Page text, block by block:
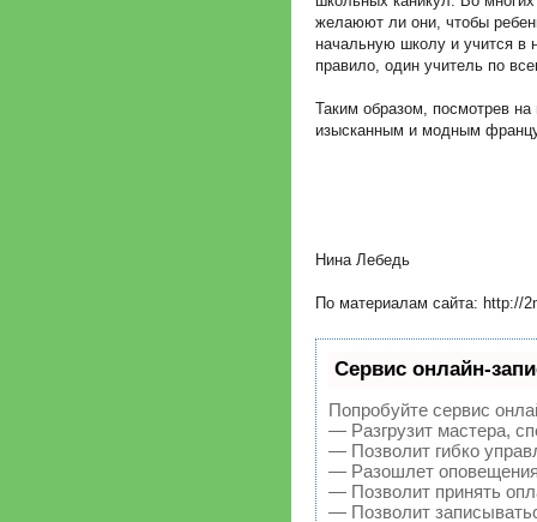
желаюют ли они, чтобы
начальную школу и учится в
правило, один учитель по
Таким образом, посмотрев
изысканным и модным
Нина Лебедь
По материалам сайта: http://
Сервис онлайн-
Попробуйте сервис
— Разгрузит мастера,
— Позволит гибко
— Разошлет
— Позволит принять
— Позволит